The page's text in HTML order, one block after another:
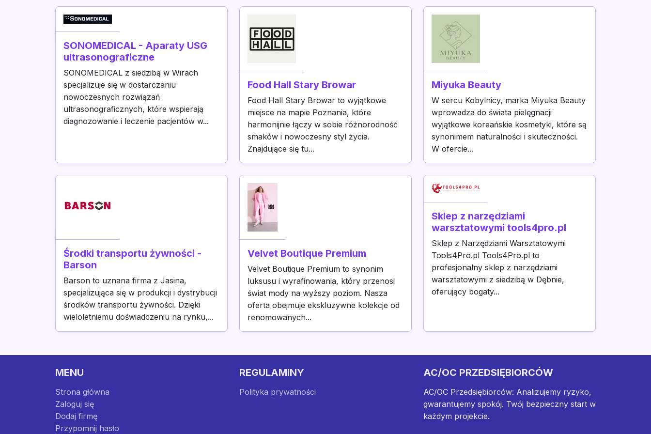
SONOMEDICAL - Aparaty USG
ultrasonograficzne
SONOMEDICAL z siedzibą w Wirach
specjalizuje się w dostarczaniu
nowoczesnych rozwiązań
ultrasonograficznych, które wspierają
diagnozowanie i leczenie pacjentów w...
Food Hall Stary Browar
Food Hall Stary Browar to wyjątkowe
miejsce na mapie Poznania, które
harmonijnie łączy w sobie różnorodność
smaków i nowoczesny styl życia.
Znajdujące się tu...
Miyuka Beauty
W sercu Kobylnicy, marka Miyuka Beauty
wprowadza do świata pielęgnacji
wyjątkowe koreańskie kosmetyki, które są
synonimem naturalności i skuteczności.
W ofercie...
Środki transportu żywności -
Barson
Barson to uznana firma z Jasina,
specjalizująca się w produkcji i dystrybucji
środków transportu żywności. Dzięki
wieloletniemu doświadczeniu na rynku,...
Velvet Boutique Premium
Velvet Boutique Premium to synonim
luksusu i wyrafinowania, który przenosi
świat mody na wyższy poziom. Nasza
oferta obejmuje ekskluzywne kolekcje od
renomowanych...
Sklep z narzędziami
warsztatowymi tools4pro.pl
Sklep z Narzędziami Warsztatowymi
Tools4Pro.pl Tools4Pro.pl to
profesjonalny sklep z narzędziami
warsztatowymi z siedzibą w Dębnie,
oferujący bogaty...
MENU
Strona główna
Zaloguj się
Dodaj firmę
Przypomnij hasło
REGULAMINY
Polityka prywatności
AC/OC PRZEDSIĘBIORCÓW
AC/OC Przedsiębiorców: Analizujemy ryzyko,
gwarantujemy spokój. Twój bezpieczny start w
każdym projekcie.